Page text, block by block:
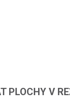
PLOCHY V